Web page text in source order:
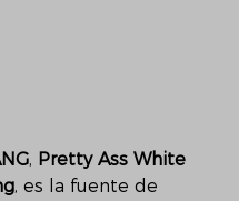
, Pretty Ass White
, es la fuente de